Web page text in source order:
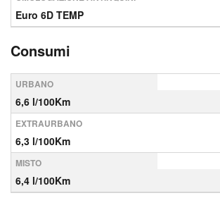
Euro 6D TEMP
Consumi
URBANO
6,6 l/100Km
EXTRAURBANO
6,3 l/100Km
MISTO
6,4 l/100Km